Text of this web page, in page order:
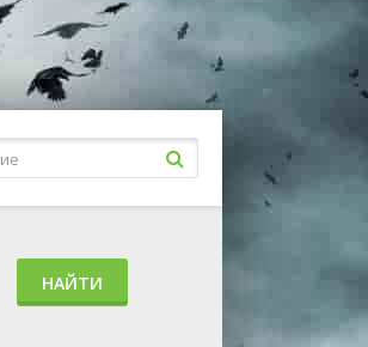
НАЙТИ